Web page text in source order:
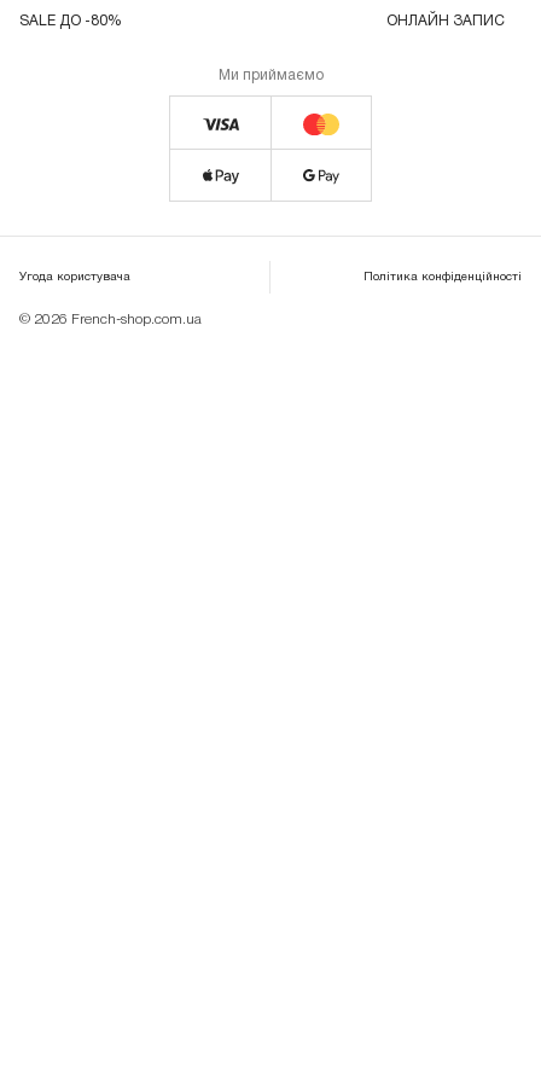
SALE ДО -80% ОНЛАЙН ЗАПИС
Ми приймаємо
© 2026 French-shop.com.ua
Угода користувача Політика конфіденційності